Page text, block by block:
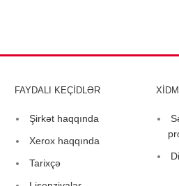
FAYDALI KEÇİDLƏR
Şirkət haqqında
Xerox haqqında
Tarixçə